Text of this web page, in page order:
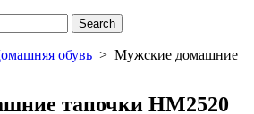
Search
обувь > Мужские домашние
тапочки HM2520